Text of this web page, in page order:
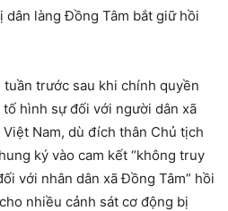
dân làng Đồng Tâm bắt giữ hồi
trước sau khi chính quyền
hình sự đối với người dân xã
Nam, dù đích thân Chủ tịch
ký vào cam kết “không truy
với nhân dân xã Đồng Tâm” hồi
nhiều cảnh sát cơ động bị